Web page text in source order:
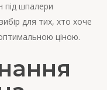
під шпалери
для тих, хто хоче
ціною.